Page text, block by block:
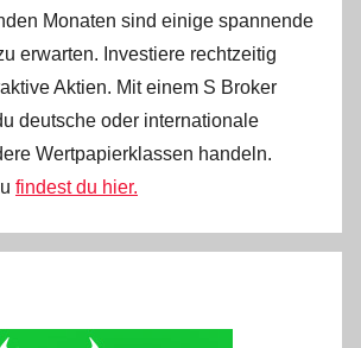
Monaten sind einige spannende
erwarten. Investiere rechtzeitig
Aktien. Mit einem S Broker
deutsche oder internationale
Wertpapierklassen handeln.
findest du hier.